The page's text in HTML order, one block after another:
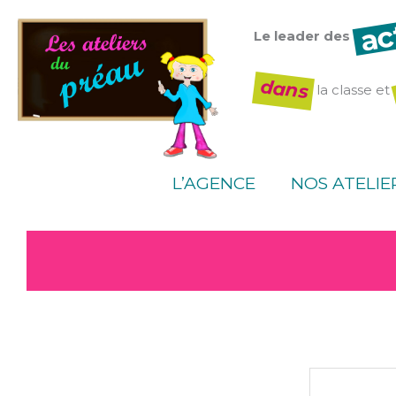
contenu
Le leader des
dans la classe et
L’AGENCE NOS